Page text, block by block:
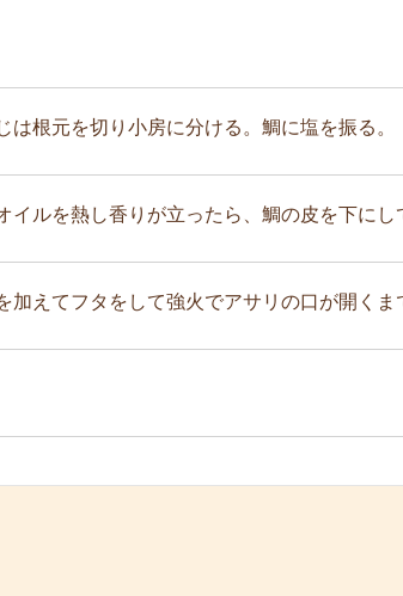
根元を切り小房に分ける。鯛に塩を振る。
ルを熱し香りが立ったら、鯛の皮を下にし
えてフタをして強火でアサリの口が開くま